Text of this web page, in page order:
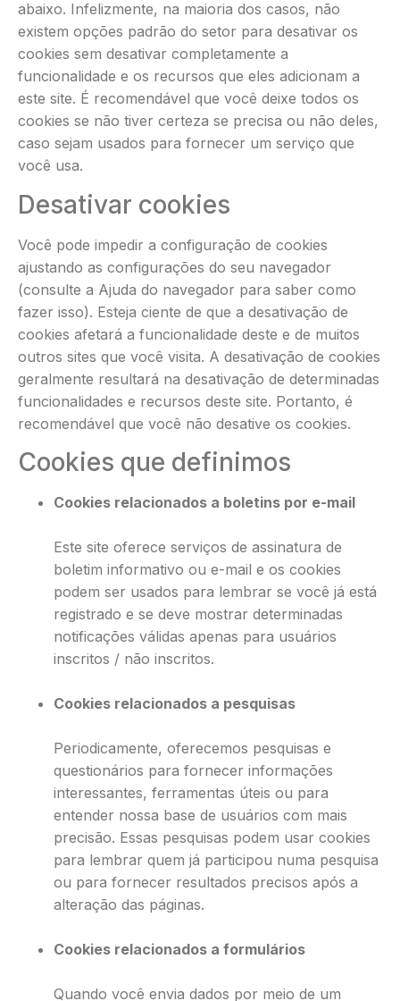
abaixo. Infelizmente, na maioria dos casos, não
existem opções padrão do setor para desativar os
cookies sem desativar completamente a
funcionalidade e os recursos que eles adicionam a
este site. É recomendável que você deixe todos os
cookies se não tiver certeza se precisa ou não deles,
caso sejam usados ​​para fornecer um serviço que
você usa.
Desativar cookies
Você pode impedir a configuração de cookies
ajustando as configurações do seu navegador
(consulte a Ajuda do navegador para saber como
fazer isso). Esteja ciente de que a desativação de
cookies afetará a funcionalidade deste e de muitos
outros sites que você visita. A desativação de cookies
geralmente resultará na desativação de determinadas
funcionalidades e recursos deste site. Portanto, é
recomendável que você não desative os cookies.
Cookies que definimos
Cookies relacionados a boletins por e-mail
Este site oferece serviços de assinatura de
boletim informativo ou e-mail e os cookies
podem ser usados ​​para lembrar se você já está
registrado e se deve mostrar determinadas
notificações válidas apenas para usuários
inscritos / não inscritos.
Cookies relacionados a pesquisas
Periodicamente, oferecemos pesquisas e
questionários para fornecer informações
interessantes, ferramentas úteis ou para
entender nossa base de usuários com mais
precisão. Essas pesquisas podem usar cookies
para lembrar quem já participou numa pesquisa
ou para fornecer resultados precisos após a
alteração das páginas.
Cookies relacionados a formulários
Quando você envia dados por meio de um